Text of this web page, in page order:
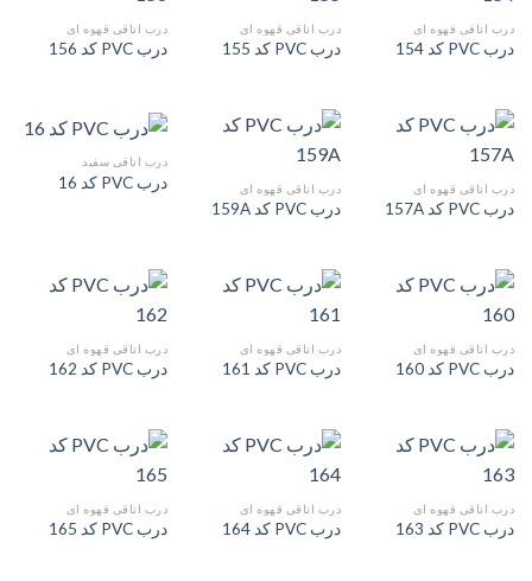
درب اتاقی قهوه ای
درب PVC کد 154
درب اتاقی قهوه ای
درب PVC کد 155
درب اتاقی قهوه ای
درب PVC کد 156
درب اتاقی قهوه ای
درب PVC کد 157A
درب اتاقی قهوه ای
درب PVC کد 159A
درب اتاقی سفید
درب PVC کد 16
درب اتاقی قهوه ای
درب PVC کد 160
درب اتاقی قهوه ای
درب PVC کد 161
درب اتاقی قهوه ای
درب PVC کد 162
درب اتاقی قهوه ای
درب PVC کد 163
درب اتاقی قهوه ای
درب PVC کد 164
درب اتاقی قهوه ای
درب PVC کد 165